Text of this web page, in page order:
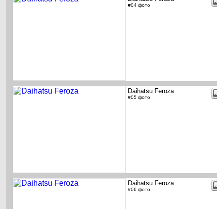
#04 фото
Daihatsu Feroza
#05 фото
Daihatsu Feroza
#06 фото